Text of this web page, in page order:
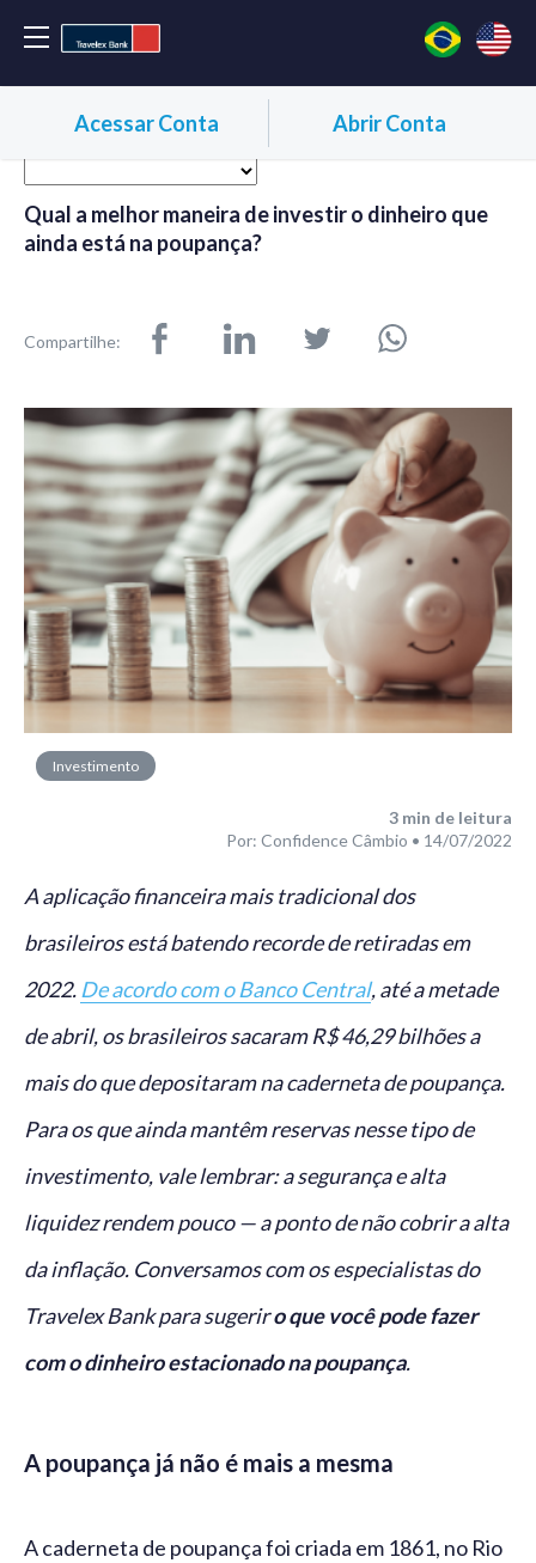
Acessar Conta Abrir Conta
Qual a melhor maneira de investir o dinheiro que
ainda está na poupança?
Compartilhe:
Investimento
3 min de leitura
Por: Confidence Câmbio • 14/07/2022
A aplicação financeira mais tradicional dos
brasileiros está batendo recorde de retiradas em
2022. De acordo com o Banco Central, até a metade
de abril, os brasileiros sacaram R$ 46,29 bilhões a
mais do que depositaram na caderneta de poupança.
Para os que ainda mantêm reservas nesse tipo de
investimento, vale lembrar: a segurança e alta
liquidez rendem pouco — a ponto de não cobrir a alta
da inflação. Conversamos com os especialistas do
Travelex Bank para sugeriro que você pode fazer
com o dinheiro estacionado na poupança.
A poupança já não é mais a mesma
A caderneta de poupança foi criada em 1861, no Rio